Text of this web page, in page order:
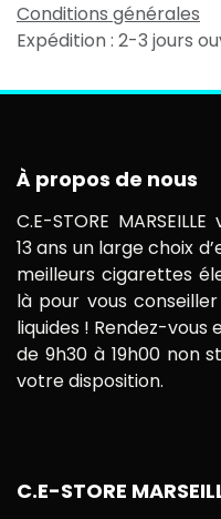
Conditions générales
Expédition : 2-3 jours
À propos de nous
C.E-STORE
13 ans un large choix
meilleurs cigarettes
là pour vous
liquides ! Rendez-vous
de 9h30 à 19h00 non
votre disposition.
C.E-STORE